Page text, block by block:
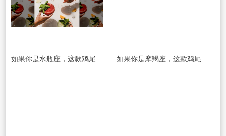
如果你是水瓶座，这款鸡尾酒是必须尝试的 如果你是摩羯座，这款鸡尾酒是必须尝试的